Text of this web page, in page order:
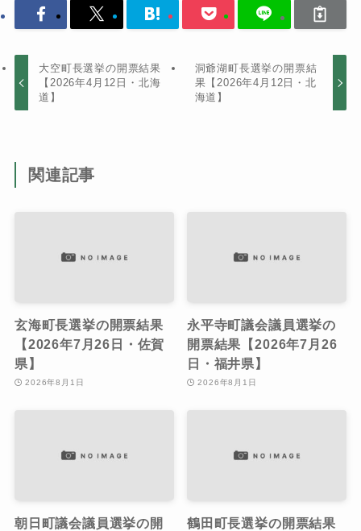
大空町長選挙の開票結果
【2026年4月12日・北海
道】
洞爺湖町長選挙の開票結
果【2026年4月12日・北
海道】
関連記事
玄海町長選挙の開票結果
【2026年7月26日・佐賀
県】
2026年8月1日
永平寺町議会議員選挙の
開票結果【2026年7月26
日・福井県】
2026年8月1日
朝日町議会議員選挙の開
鶴田町長選挙の開票結果